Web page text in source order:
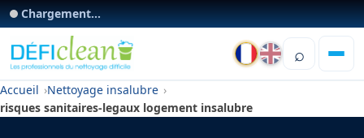
Chargement...
⌕
Accueil
Nettoyage insalubre
risques sanitaires-legaux logement insalubre